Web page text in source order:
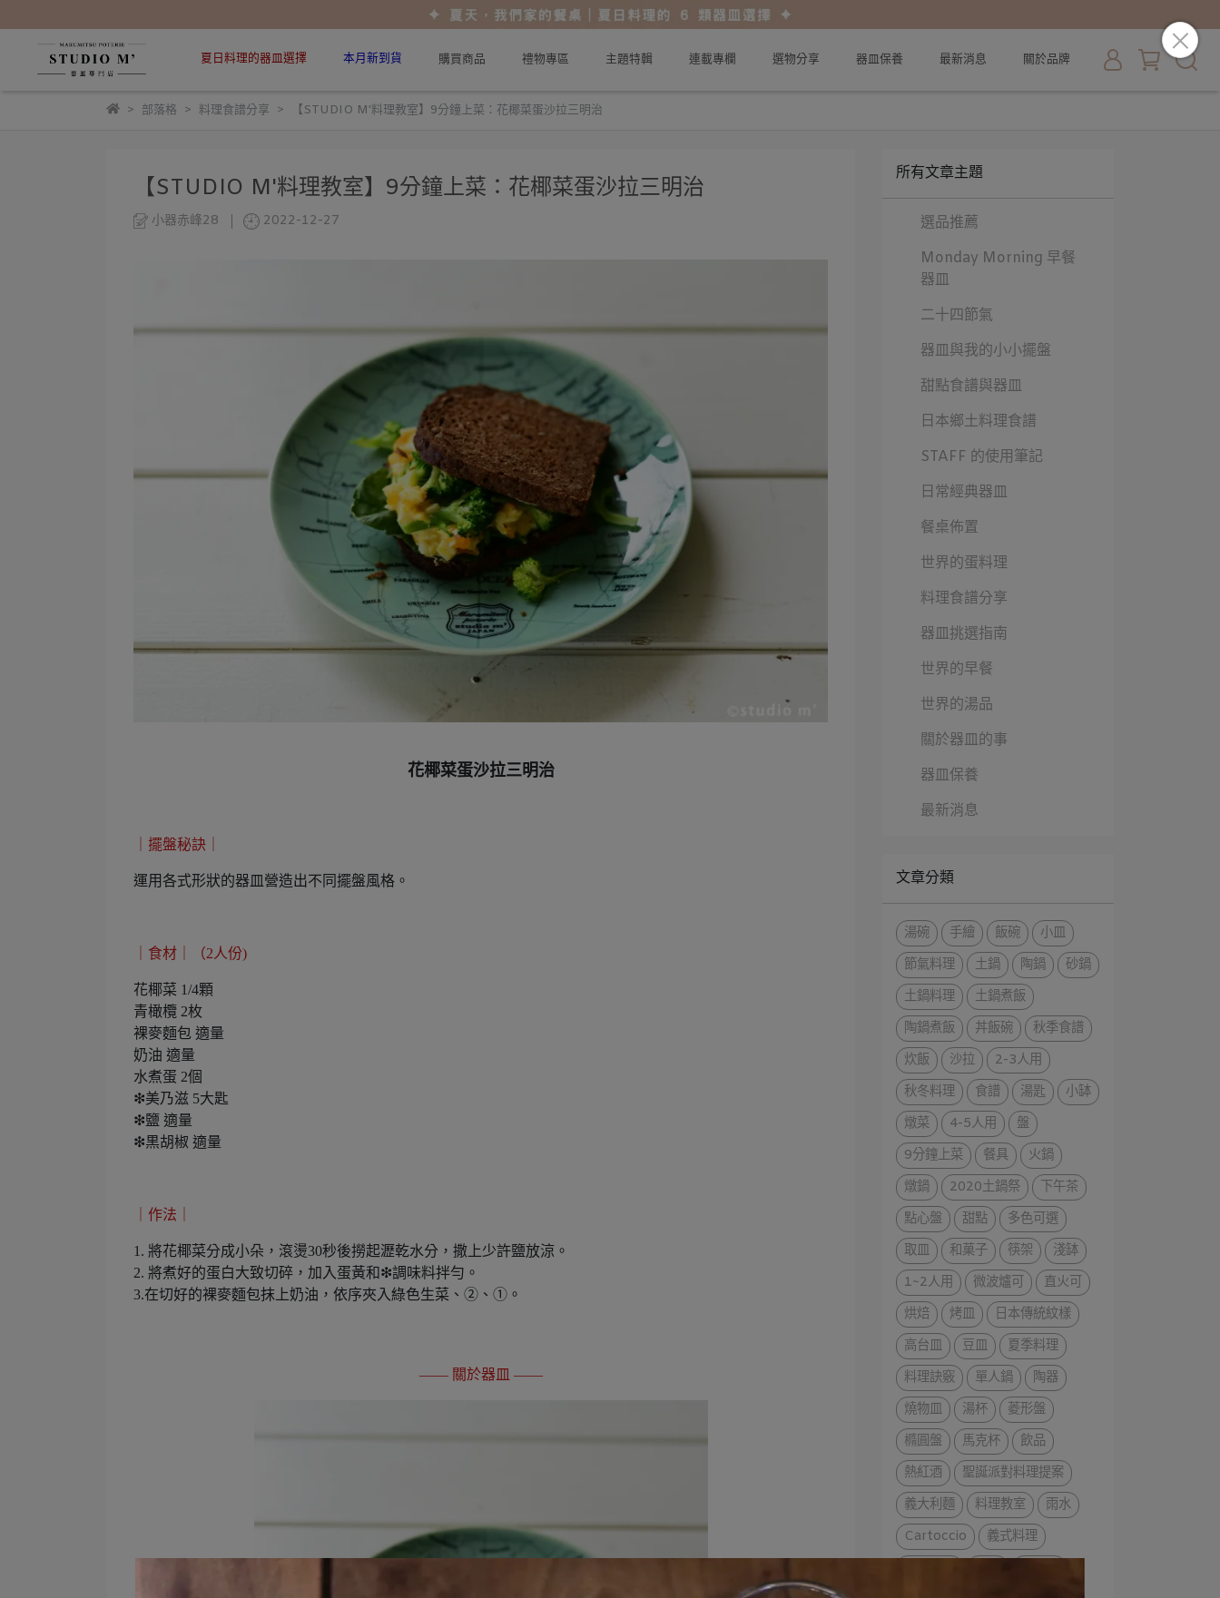
夏日料理的器皿選擇 本月新到貨 購買商品 禮物專區 主題特輯 連載專欄 選物分享 器皿保養 最新消息 關於品牌
部落格 料理食譜分享 【STUDIO M'料理教室】9分鐘上菜：花椰菜蛋沙拉三明治
【STUDIO M'料理教室】9分鐘上菜：花椰菜蛋沙拉三明治
小器赤峰28 2022-12-27
花椰菜蛋沙拉三明治
｜擺盤秘訣｜
運用各式形狀的器皿營造出不同擺盤風格。
｜食材｜（2人份)
花椰菜 1/4顆
青橄欖 2枚
裸麥麵包 適量
奶油 適量
水煮蛋 2個
❇︎美乃滋 5大匙
❇︎鹽 適量
❇︎黒胡椒 適量
｜作法｜
1. 將花椰菜分成小朵，滾燙30秒後撈起瀝乾水分，撒上少許鹽放涼。
2. 將煮好的蛋白大致切碎，加入蛋黃和❇︎調味料拌勻。
3.在切好的裸麥麵包抹上奶油，依序夾入綠色生菜、②、①。
—— 關於器皿 ——
所有文章主題
選品推薦
Monday Morning 早餐
器皿
二十四節氣
器皿與我的小小擺盤
甜點食譜與器皿
日本鄉土料理食譜
STAFF 的使用筆記
日常經典器皿
餐桌佈置
世界的蛋料理
料理食譜分享
器皿挑選指南
世界的早餐
世界的湯品
關於器皿的事
器皿保養
最新消息
文章分類
湯碗 手繪 飯碗
小皿
節氣料理
土鍋 陶鍋
砂鍋
土鍋料理
土鍋煮飯
陶鍋煮飯
丼飯碗
秋季食譜
炊飯
沙拉
2-3人用
秋冬料理
食譜 湯匙
小缽
燉菜
4-5人用
盤
9分鐘上菜
餐具
火鍋
燉鍋
2020土鍋祭
下午茶
點心盤
甜點
多色可選
取皿
和菓子 筷架
淺缽
1~2人用
微波爐可
直火可
烘焙
烤皿
日本傳統紋樣
高台皿
豆皿
夏季料理
料理訣竅
單人鍋
陶器
燒物皿
湯杯
菱形盤
橢圓盤
馬克杯
飲品
熱紅酒
聖誕派對料理提案
義大利麵
料理教室
雨水
Cartoccio
義式料理